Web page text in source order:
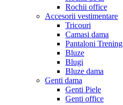
Rochii office
Accesorii vestimentare
Tricouri
Camasi dama
Pantaloni Trening
Bluze
Blugi
Bluze dama
Genti dama
Genti Piele
Genti office